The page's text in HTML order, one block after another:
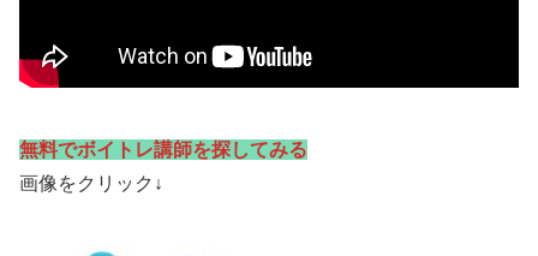
無料でボイトレ講師を探してみる
画像をクリック↓